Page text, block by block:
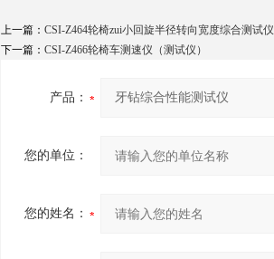
上一篇： CSI-Z464轮椅zui小回旋半径转向宽度综合测试仪
下一篇： CSI-Z466轮椅车测速仪（测试仪）
产品：
您的单位：
您的姓名：